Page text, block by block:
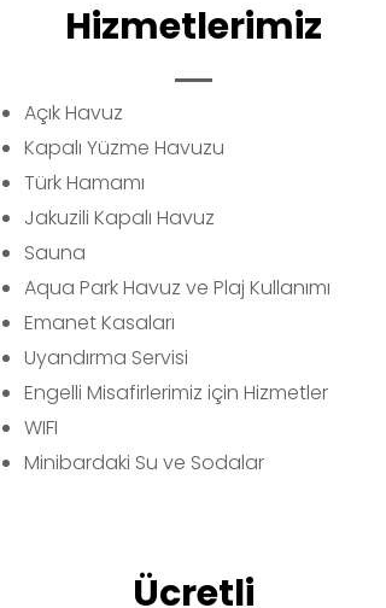
Hizmetlerimiz
Açık Havuz
Kapalı Yüzme Havuzu
Türk Hamamı
Jakuzili Kapalı Havuz
Sauna
Aqua Park Havuz ve Plaj Kullanımı
Emanet Kasaları
Uyandırma Servisi
Engelli Misafirlerimiz için Hizmetler
WIFI
Minibardaki Su ve Sodalar
Ücretli